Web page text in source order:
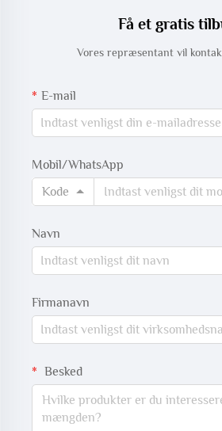
Få et gratis
Vores repræsentant vil
E-mail
Mobil/WhatsApp
Kode
Navn
Firmanavn
Besked